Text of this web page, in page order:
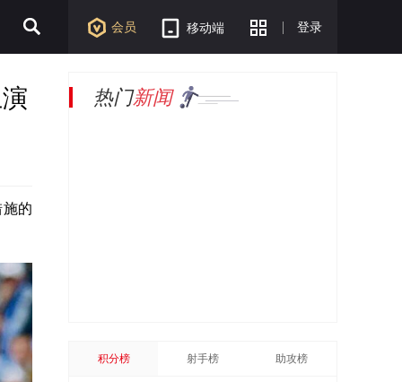
会员 移动端 登录
的
热门新闻
积分榜 射手榜 助攻榜